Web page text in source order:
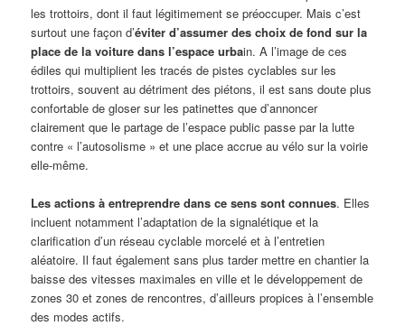
les trottoirs, dont il faut légitimement se préoccuper. Mais c’est
surtout une façon d’éviter d’assumer des choix de fond sur la
place de la voiture dans l’espace urbain. A l’image de ces
édiles qui multiplient les tracés de pistes cyclables sur les
trottoirs, souvent au détriment des piétons, il est sans doute plus
confortable de gloser sur les patinettes que d’annoncer
clairement que le partage de l’espace public passe par la lutte
contre « l’autosolisme » et une place accrue au vélo sur la voirie
elle-même.
Les actions à entreprendre dans ce sens sont connues. Elles
incluent notamment l’adaptation de la signalétique et la
clarification d’un réseau cyclable morcelé et à l’entretien
aléatoire. Il faut également sans plus tarder mettre en chantier la
baisse des vitesses maximales en ville et le développement de
zones 30 et zones de rencontres, d’ailleurs propices à l’ensemble
des modes actifs.